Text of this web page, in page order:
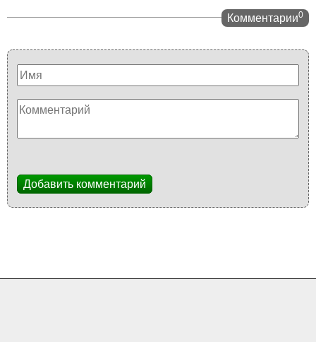
Комментарии0
Добавить комментарий